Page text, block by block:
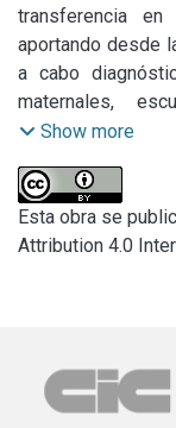
transferencia
aportando desde
a cabo
maternales,
encuestas a
resultados de
demandas o
cargo de los
problemáticas
evaluaciones
Jardines de
Show more
Esta obra se
Attribution 4.0